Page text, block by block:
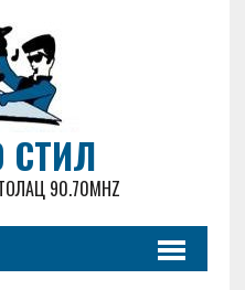
СТИЛ
90.70MHZ